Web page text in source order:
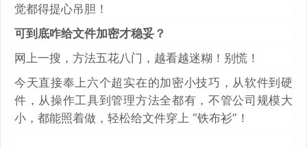
觉都得提心吊胆！
可到底咋给文件加密才稳妥？
网上一搜，方法五花八门，越看越迷糊！别慌！
今天直接奉上六个超实在的加密小技巧，从软件到硬
件，从操作工具到管理方法全都有，不管公司规模大
小，都能照着做，轻松给文件穿上 “铁布衫”！